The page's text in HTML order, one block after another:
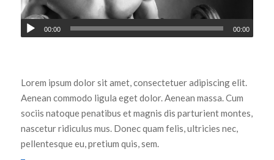
00:00 00:00
Lorem ipsum dolor sit amet, consectetuer adipiscing elit.
Aenean commodo ligula eget dolor. Aenean massa. Cum
sociis natoque penatibus et magnis dis parturient montes,
nascetur ridiculus mus. Donec quam felis, ultricies nec,
pellentesque eu, pretium quis, sem.